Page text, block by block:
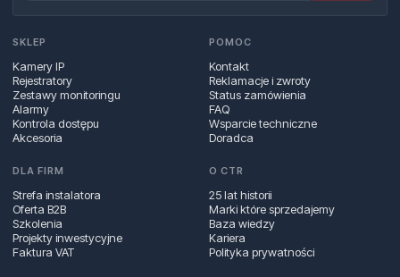
SKLEP
Kamery IP
Rejestratory
Zestawy monitoringu
Alarmy
Kontrola dostępu
Akcesoria
POMOC
Kontakt
Reklamacje i zwroty
Status zamówienia
FAQ
Wsparcie techniczne
Doradca
DLA FIRM
Strefa instalatora
Oferta B2B
Szkolenia
Projekty inwestycyjne
Faktura VAT
O CTR
25 lat historii
Marki które sprzedajemy
Baza wiedzy
Kariera
Polityka prywatności